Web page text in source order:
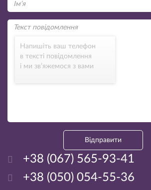
Напишіть ваш телефон
в тексті повідомлення
і ми зв’яжемося з вами
Відправити
+38 (067) 565-93-41
+38 (050) 054-55-36